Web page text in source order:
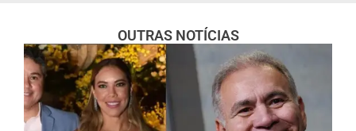
OUTRAS NOTÍCIAS